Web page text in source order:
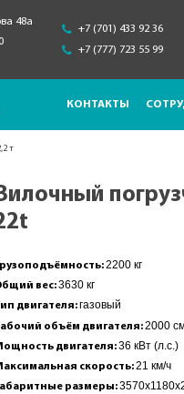
48a
+7 (701) 433 92 36
+7 (777) 723 55 99
КОНТАКТЫ
т
2200 кг
вес:3630 кг
двигателя:газовый
объём двигателя:2000
двигателя:36 кВт (л.с.)
скорость:21 км/ч
размеры: